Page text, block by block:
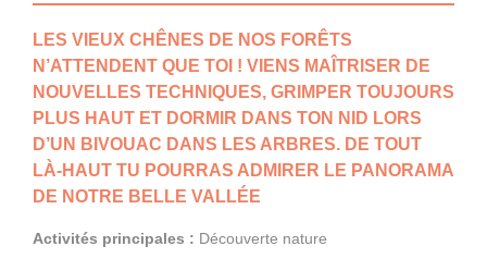
LES VIEUX CHÊNES DE NOS FORÊTS
N’ATTENDENT QUE TOI ! VIENS MAÎTRISER DE
NOUVELLES TECHNIQUES, GRIMPER TOUJOURS
PLUS HAUT ET DORMIR DANS TON NID LORS
D’UN BIVOUAC DANS LES ARBRES. DE TOUT
LÀ-HAUT TU POURRAS ADMIRER LE PANORAMA
DE NOTRE BELLE VALLÉE
Activités principales : Découverte nature